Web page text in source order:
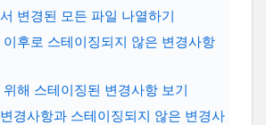
변경된 모든 파일 나열하기
후로 스테이징되지 않은 변경사항
해 스테이징된 변경사항 보기
경사항과 스테이징되지 않은 변경사